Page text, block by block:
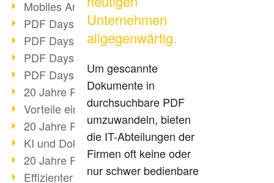
Mobiles Arbeiten mit PDF
PDF Days 2022 Themenblock 3
PDF Days 2022 Themenblock 2
PDF Days 2022 Themenblock 1
PDF Days Europe 2022
20 Jahre PDF/X (Teil 3)
Vorteile einer PDF-Businesslösung
20 Jahre PDF/X (Teil 2)
KI und Dokumenten-Management
20 Jahre PDF/X (Teil 1)
Effizienter Dokumenten Workflow
Unternehmen
allgegenwärtig.
Um gescannte
Dokumente in
durchsuchbare PDF
umzuwandeln, bieten
die IT-Abteilungen der
Firmen oft keine oder
nur schwer bedienbare